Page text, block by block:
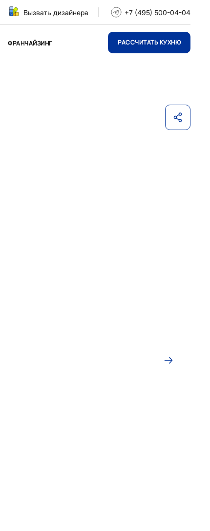
Вызвать дизайнера +7 (495) 500-04-04
ФРАНЧАЙЗИНГ РАССЧИТАТЬ КУХНЮ